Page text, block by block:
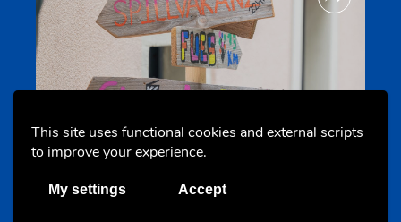
This site uses functional cookies and external scripts
to improve your experience.
My settings Accept
Camps et colonies
colonies.lu